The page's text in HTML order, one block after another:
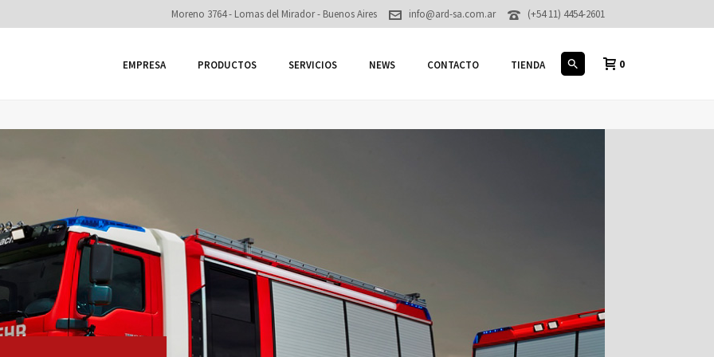
(+54 11) 4454-2601
info@ard-sa.com.ar
Moreno 3764 - Lomas del Mirador - Buenos Aires
EMPRESA PRODUCTOS SERVICIOS NEWS CONTACTO TIENDA 0